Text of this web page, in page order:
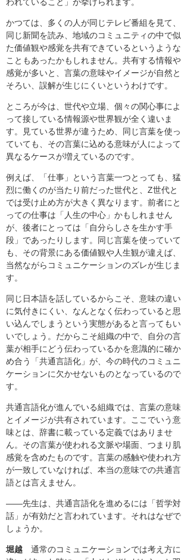
われていること」が挙げられます。
かつては、多くの人が同じテレビ番組を見て、
同じ新聞を読み、地域のコミュニティの中で似
た価値観や感覚を共有できているというような
こともあったかもしれません。共有する情報や
感覚が多いと、言葉の意味やイメージが自然と
そろい、誤解が生じにくいというわけです。
ところが今は、世代や立場、個々の関心事によ
って接している情報源や世界観が全く違いま
す。見ている世界が違うため、同じ言葉を使っ
ていても、その言葉に込める意味が人によって
異なるケースが増えているのです。
例えば、「仕事」という言葉一つとっても、猛
烈に働くのが当たり前だった世代と、Z世代と
では受け止め方が大きく異なります。前者にと
っての仕事は「人生の中心」かもしれません
が、後者にとっては「自分らしさを生かす手
段」であったりします。同じ言葉を使っていて
も、その背景にある価値観や人生観が違えば、
当然ながらコミュニケーションのズレが生じま
す。
同じ日本語を話しているからこそ、意味の違い
に気付きにくい、なんとなく伝わっていると思
い込んでしまうという実態があると言ってもい
いでしょう。だからこそ組織の中で、自分の言
葉が相手にどう伝わっているかを意識的に確か
め合う「共通言語化」が、今の時代のコミュニ
ケーションに欠かせないものとなっているので
す。
共通言語化が進んでいる組織では、言葉の意味
とイメージが共有されています。ここでいう意
味とは、辞書に載っている定義ではありませ
ん。その言葉が使われる文脈や場面、つまり肌
感覚を含めたものです。言葉の感触や使われ方
が一致していなければ、本当の意味での共通言
語とは言えません。
――先生は、共通言語化を進めるには「哲学対
話」が有効だと言われています。それはなぜで
しょうか。
堀越 通常のコミュニケーションでは考え方に